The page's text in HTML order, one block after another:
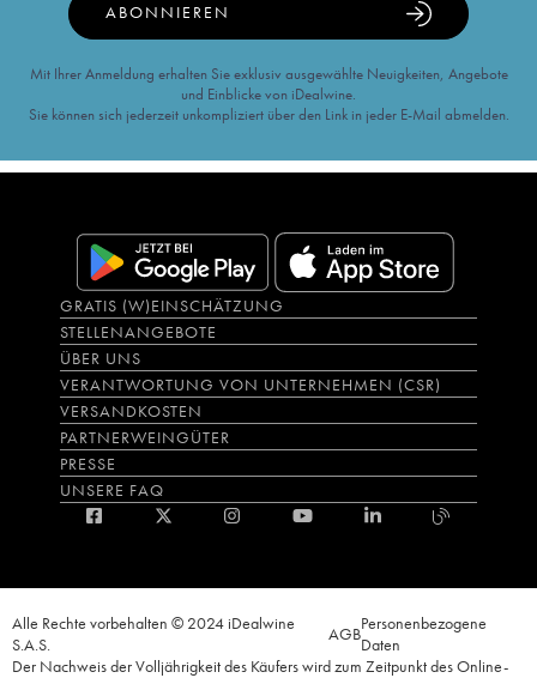
ABONNIEREN
Mit Ihrer Anmeldung erhalten Sie exklusiv ausgewählte Neuigkeiten, Angebote
und Einblicke von iDealwine.
Sie können sich jederzeit unkompliziert über den Link in jeder E-Mail abmelden.
GRATIS (W)EINSCHÄTZUNG
STELLENANGEBOTE
ÜBER UNS
VERANTWORTUNG VON UNTERNEHMEN (CSR)
VERSANDKOSTEN
PARTNERWEINGÜTER
PRESSE
UNSERE FAQ
Alle Rechte vorbehalten © 2024 iDealwine
S.A.S.
AGBPersonenbezogene
Daten
Der Nachweis der Volljährigkeit des Käufers wird zum Zeitpunkt des Online-